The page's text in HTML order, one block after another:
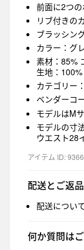
前面に2つ
リブ付きの
ブラッシン
カラー：グ
素材：85%
生地：
カテゴリー：
ベンダーコ
モデルはM
モデルの寸
ウエスト28
アイテム ID:
配送とご返品
配送につい
何か質問は